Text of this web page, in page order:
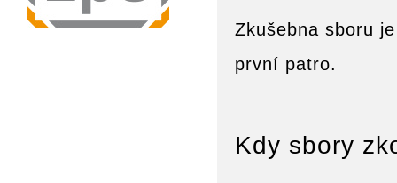
Zkušebna sboru
první patro.
Kdy sbory